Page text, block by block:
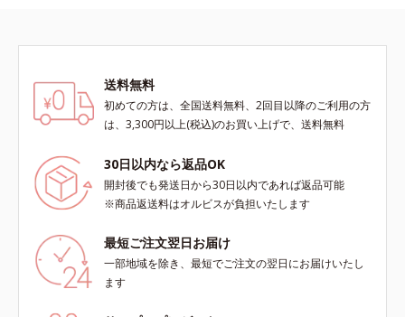
送料無料
初めての方は、全国送料無料、2回目以降のご利用の方
は、3,300円以上(税込)のお買い上げで、送料無料
30日以内なら返品OK
開封後でも発送日から30日以内であれば返品可能
※商品返送料はオルビスが負担いたします
最短ご注文翌日お届け
一部地域を除き、最短でご注文の翌日にお届けいたし
ます